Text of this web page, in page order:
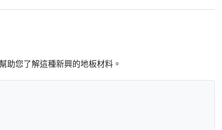
助您了解這種新興的地板材料。